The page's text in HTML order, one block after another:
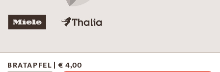
BRATAPFEL €4,00
KONTAKT
B2B & WIEDERVERKÄUFER